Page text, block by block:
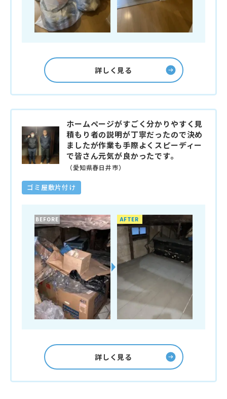
詳しく見る
ホームページがすごく分かりやすく見
積もり者の説明が丁寧だったので決め
ましたが作業も手際よくスピーディー
で皆さん元気が良かったです。
（愛知県春日井市）
ゴミ屋敷片付け
BEFORE AFTER
詳しく見る